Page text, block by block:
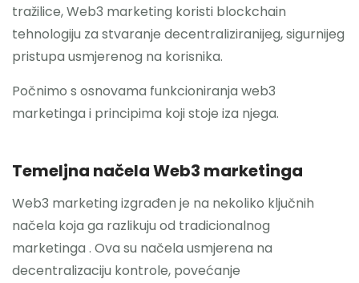
tražilice, Web3 marketing koristi blockchain
tehnologiju za stvaranje decentraliziranijeg, sigurnijeg
pristupa usmjerenog na korisnika.
Počnimo s osnovama funkcioniranja web3
marketinga i principima koji stoje iza njega.
Temeljna načela Web3 marketinga
Web3 marketing izgrađen je na nekoliko ključnih
načela koja ga razlikuju od tradicionalnog
marketinga . Ova su načela usmjerena na
decentralizaciju kontrole, povećanje